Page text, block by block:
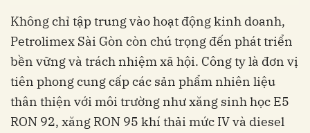
Không chỉ tập trung vào hoạt động kinh doanh,
Petrolimex Sài Gòn còn chú trọng đến phát triển
bền vững và trách nhiệm xã hội. Công ty là đơn vị
tiên phong cung cấp các sản phẩm nhiên liệu
thân thiện với môi trường như xăng sinh học E5
RON 92, xăng RON 95 khí thải mức IV và diesel